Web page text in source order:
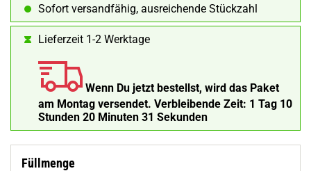
Sofort versandfähig, ausreichende Stückzahl
Lieferzeit 1-2 Werktage
Wenn Du jetzt bestellst, wird das Paket
am Montag versendet. Verbleibende Zeit: 1 Tag 10
Stunden 20 Minuten 30 Sekunden
Füllmenge